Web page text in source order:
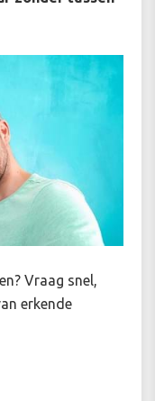
Vraag snel,
erkende